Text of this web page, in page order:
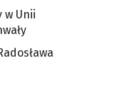
w Unii